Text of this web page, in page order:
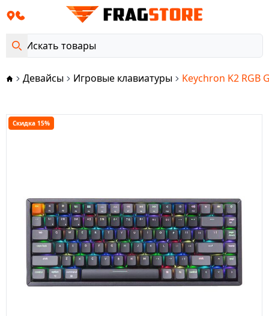
Девайсы Игровые клавиатуры Keychron K2 RGB
Скидка 15%